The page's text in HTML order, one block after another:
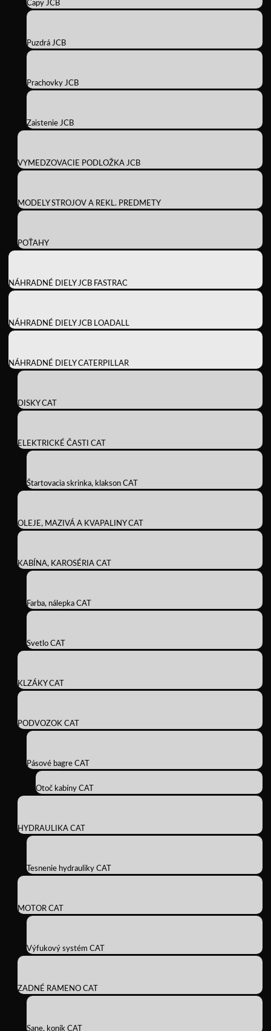
Čapy JCB
Puzdrá JCB
Prachovky JCB
Zaistenie JCB
VYMEDZOVACIE PODLOŽKA JCB
MODELY STROJOV A REKL. PREDMETY
POŤAHY
NÁHRADNÉ DIELY JCB FASTRAC
NÁHRADNÉ DIELY JCB LOADALL
NÁHRADNÉ DIELY CATERPILLAR
DISKY CAT
ELEKTRICKÉ ČASTI CAT
Štartovacia skrinka, klakson CAT
OLEJE, MAZIVÁ A KVAPALINY CAT
KABÍNA, KAROSÉRIA CAT
Farba, nálepka CAT
Svetlo CAT
KLZÁKY CAT
PODVOZOK CAT
Pásové bagre CAT
Otoč kabíny CAT
HYDRAULIKA CAT
Tesnenie hydrauliky CAT
MOTOR CAT
Výfukový systém CAT
ZADNÉ RAMENO CAT
Sane, koník CAT